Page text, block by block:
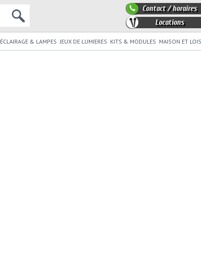
Contact / horaires
Locations
ÉCLAIRAGE & LAMPES JEUX DE LUMIERES KITS & MODULES MAISON ET